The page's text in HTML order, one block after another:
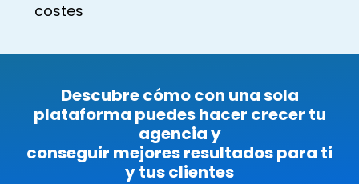
costes
Descubre cómo con una sola
plataforma puedes hacer crecer tu
agencia y
conseguir mejores resultados para ti
y tus clientes